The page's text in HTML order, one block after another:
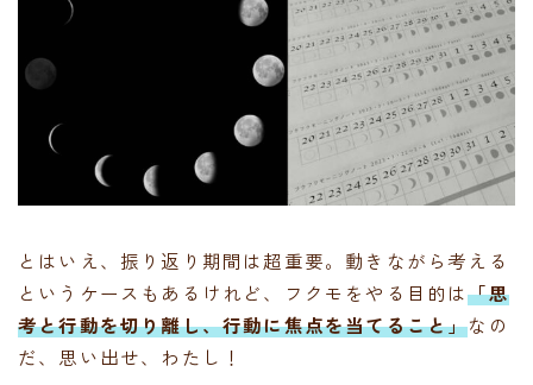
とはいえ、振り返り期間は超重要。動きながら考える
というケースもあるけれど、フクモをやる目的は「思
考と行動を切り離し、行動に焦点を当てること」なの
だ、思い出せ、わたし！